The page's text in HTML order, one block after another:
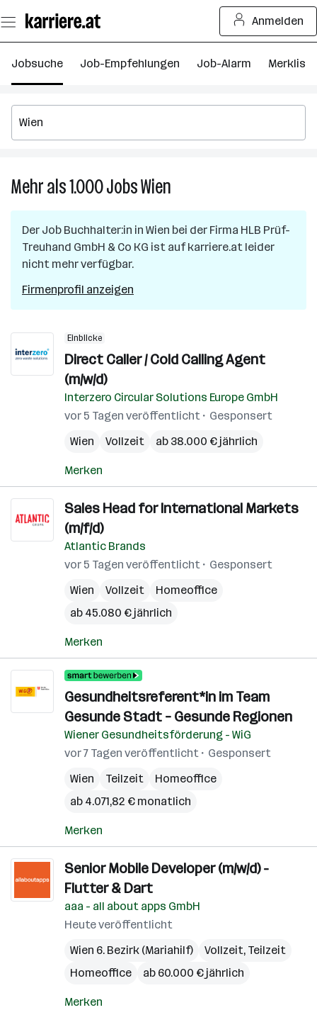
Seiteninhalt
springen
Anmelden
Jobsuche Job-Empfehlungen Job-Alarm Merkliste
Mehr als 1.000JobsWien
Jobs
in
Der Job Buchhalter:in in Wien bei der Firma HLB Prüf-
Treuhand GmbH & Co KG ist auf karriere.at leider
nicht mehr verfügbar.
Firmenprofil anzeigen
Einblicke
Direct Caller / Cold Calling Agent
(m/w/d)
Interzero Circular Solutions Europe GmbH
vor 5 Tagen veröffentlicht
Gesponsert
Wien
Vollzeit ab 38.000 € jährlich
Merken
Sales Head for International Markets
(m/f/d)
Atlantic Brands
vor 5 Tagen veröffentlicht
Gesponsert
Wien
Vollzeit
Homeoffice
ab 45.080 € jährlich
Merken
Gesundheitsreferent*in im Team
Gesunde Stadt – Gesunde Regionen
Wiener Gesundheitsförderung - WiG
vor 7 Tagen veröffentlicht
Gesponsert
Wien
Teilzeit
Homeoffice
ab 4.071,82 € monatlich
Merken
Senior Mobile Developer (m/w/d) -
Flutter & Dart
aaa - all about apps GmbH
Heute veröffentlicht
Wien 6. Bezirk (Mariahilf)
Vollzeit, Teilzeit
Homeoffice
ab 60.000 € jährlich
Merken